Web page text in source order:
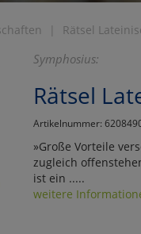
Rätsel
Symphosius:
Rätsel
Artikelnummer:
»Große Vorteile
zugleich
ist ein .....
weitere